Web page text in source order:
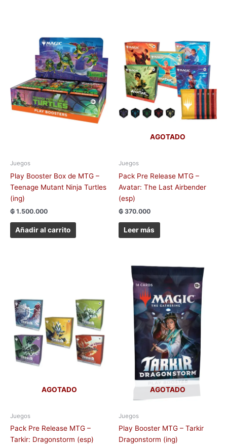
Juegos
Play Booster Box de MTG –
Teenage Mutant Ninja Turtles
(ing)
₲ 1.500.000
Añadir al carrito
AGOTADO
Juegos
Pack Pre Release MTG –
Avatar: The Last Airbender
(esp)
₲ 370.000
Leer más
AGOTADO
Juegos
Pack Pre Release MTG –
Tarkir: Dragonstorm (esp)
AGOTADO
Juegos
Play Booster MTG – Tarkir
Dragonstorm (ing)